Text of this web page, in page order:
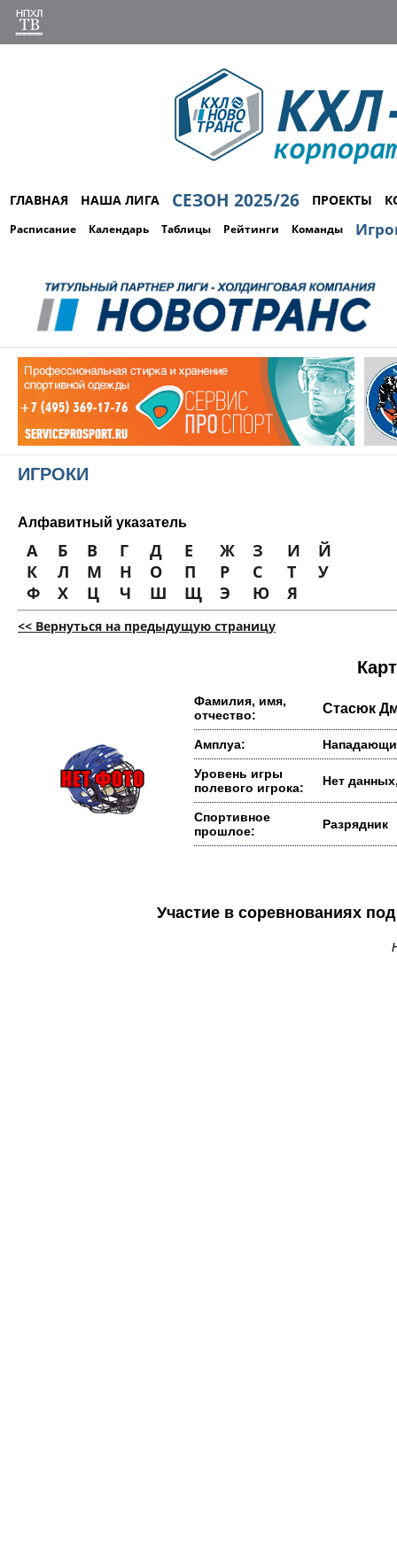
ГЛАВНАЯ НАША ЛИГА СЕЗОН 2025/26 ПРОЕКТЫ
Расписание Календарь Таблицы Рейтинги Команды
ИГРОКИ
Алфавитный указатель
А Б В Г Д Е Ж З И
Й
К
Л М Н О П Р С Т
У
Ф
Х Ц Ч Ш Щ Э Ю Я
<< Вернуться на предыдущую страницу
Фамилия, имя,
отчество:
Стасюк
Амплуа:
Уровень игры
полевого игрока:
Нет
Спортивное
прошлое:
Разрядник
Участие в соревнованиях